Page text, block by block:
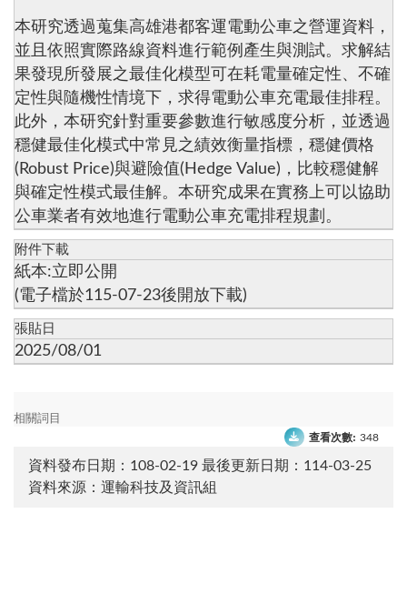
本研究透過蒐集高雄港都客運電動公車之營運資料，
並且依照實際路線資料進行範例產生與測試。求解結
果發現所發展之最佳化模型可在耗電量確定性、不確
定性與隨機性情境下，求得電動公車充電最佳排程。
此外，本研究針對重要參數進行敏感度分析，並透過
穩健最佳化模式中常見之績效衡量指標，穩健價格
(Robust Price)與避險值(Hedge Value)，比較穩健解
與確定性模式最佳解。本研究成果在實務上可以協助
公車業者有效地進行電動公車充電排程規劃。
附件下載
紙本:立即公開
(電子檔於115-07-23後開放下載)
張貼日
2025/08/01
相關詞目
查看次數: 348
資料發布日期：108-02-19 最後更新日期：114-03-25
資料來源：運輸科技及資訊組